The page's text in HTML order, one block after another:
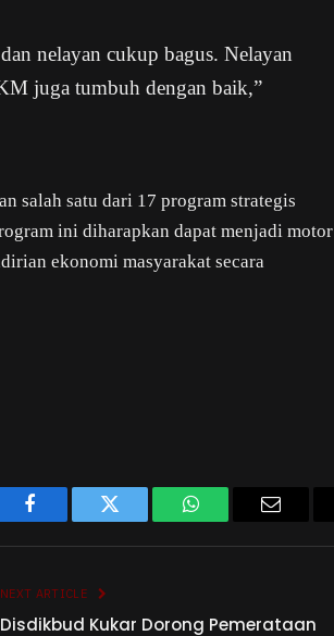
nelayan cukup bagus. Nelayan
juga tumbuh dengan baik,”
salah satu dari 17 program strategis
ini diharapkan dapat menjadi motor
ekonomi masyarakat secara
Facebook Twitter WhatsAppEmail
NEXT ARTICLE
Disdikbud Kukar Dorong Pemerataan